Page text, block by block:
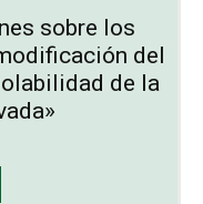
sobre los
del
de la